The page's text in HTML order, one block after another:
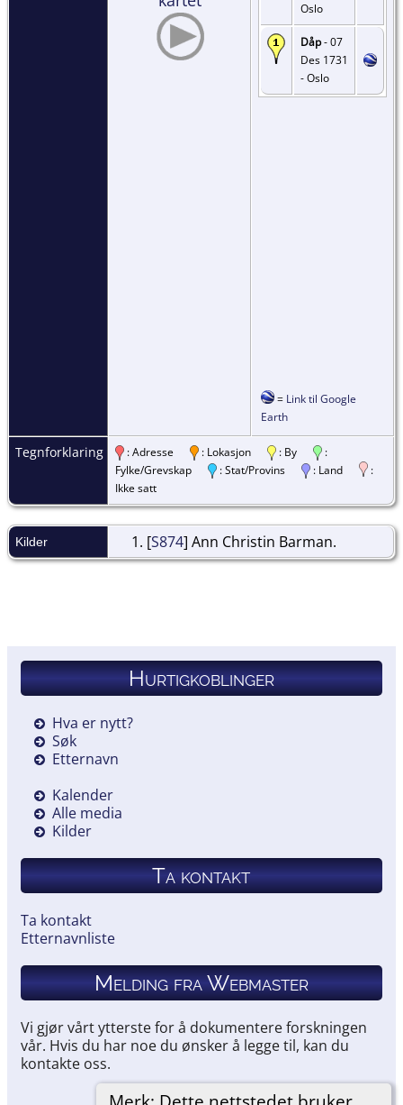
Oslo
Dåp- 07
Des 1731
- Oslo
= Link til Google
Earth
Tegnforklaring : Adresse : Lokasjon : By
:
Fylke/Grevskap
: Stat/Provins : Land
:
Ikke satt
Kilder [S874] Ann Christin Barman.
Hurtigkoblinger
Hva er nytt?
Søk
Etternavn
Kalender
Alle media
Kilder
Ta kontakt
Ta kontakt
Etternavnliste
Melding fra Webmaster
Vi gjør vårt ytterste for å dokumentere forskningen
vår. Hvis du har noe du ønsker å legge til, kan du
kontakte oss.